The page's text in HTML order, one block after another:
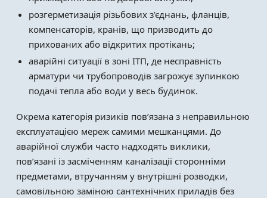
розгерметизація різьбових з’єднань, фланців,
компенсаторів, кранів, що призводить до
прихованих або відкритих протікань;
аварійні ситуації в зоні ІТП, де несправність
арматури чи трубопроводів загрожує зупинкою
подачі тепла або води у весь будинок.
Окрема категорія ризиків пов’язана з неправильною
експлуатацією мереж самими мешканцями. До
аварійної служби часто надходять виклики,
пов’язані із засміченням каналізації сторонніми
предметами, втручанням у внутрішні розводки,
самовільною заміною сантехнічних приладів без